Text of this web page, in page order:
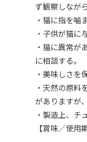
ず観察しなが
・猫に指を噛
・子供が猫に
・猫に異常が
に相談する。
・美味しさを
・天然の原料
がありますが
・製造上、チ
【賞味／使